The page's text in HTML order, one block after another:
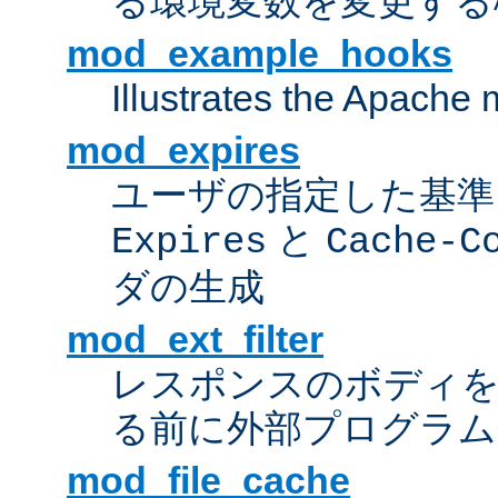
mod_example_hooks
Illustrates the Apache
mod_expires
ユーザの指定した基
Expires と Cache-
ダの生成
mod_ext_filter
レスポンスのボディ
る前に外部プログラ
mod_file_cache